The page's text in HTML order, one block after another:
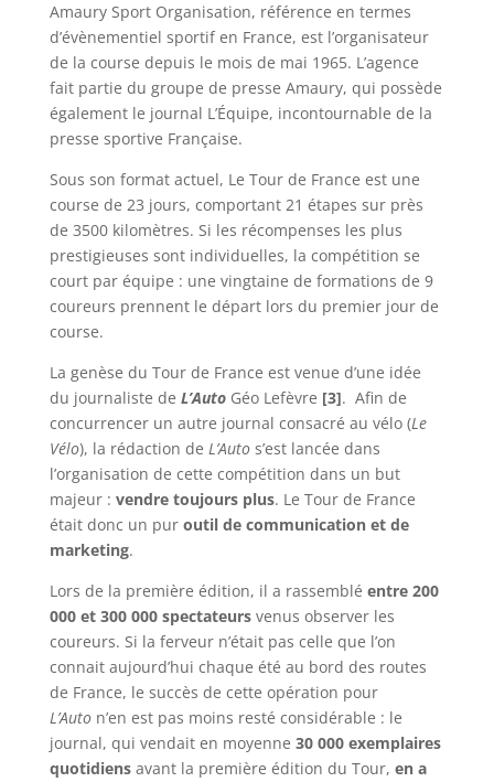
Amaury Sport Organisation, référence en termes
d’évènementiel sportif en France, est l’organisateur
de la course depuis le mois de mai 1965. L’agence
fait partie du groupe de presse Amaury, qui possède
également le journal L’Équipe, incontournable de la
presse sportive Française.
Sous son format actuel, Le Tour de France est une
course de 23 jours, comportant 21 étapes sur près
de 3500 kilomètres. Si les récompenses les plus
prestigieuses sont individuelles, la compétition se
court par équipe : une vingtaine de formations de 9
coureurs prennent le départ lors du premier jour de
course.
La genèse du Tour de France est venue d’une idée
du journaliste de L’Auto Géo Lefèvre [3]. Afin de
concurrencer un autre journal consacré au vélo (Le
Vélo), la rédaction de L’Auto s’est lancée dans
l’organisation de cette compétition dans un but
majeur : vendre toujours plus. Le Tour de France
était donc un pur outil de communication et de
marketing.
Lors de la première édition, il a rassemblé entre 200
000 et 300 000 spectateursvenus observer les
coureurs. Si la ferveur n’était pas celle que l’on
connait aujourd’hui chaque été au bord des routes
de France, le succès de cette opération pour
L’Auto n’en est pas moins resté considérable : le
journal, qui vendait en moyenne 30 000 exemplaires
quotidiensavant la première édition du Tour, en a